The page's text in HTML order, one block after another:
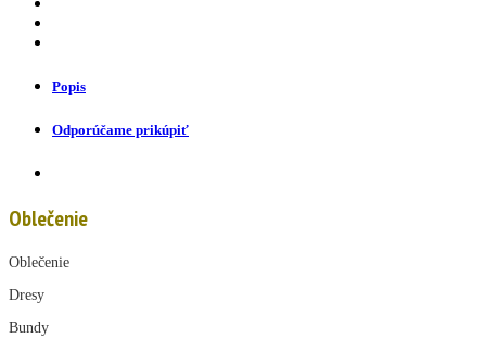
Popis
Odporúčame prikúpiť
Oblečenie
Oblečenie
Dresy
Bundy